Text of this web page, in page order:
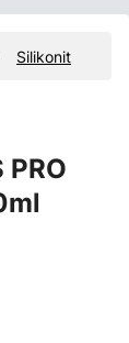
Silikonit
PRO